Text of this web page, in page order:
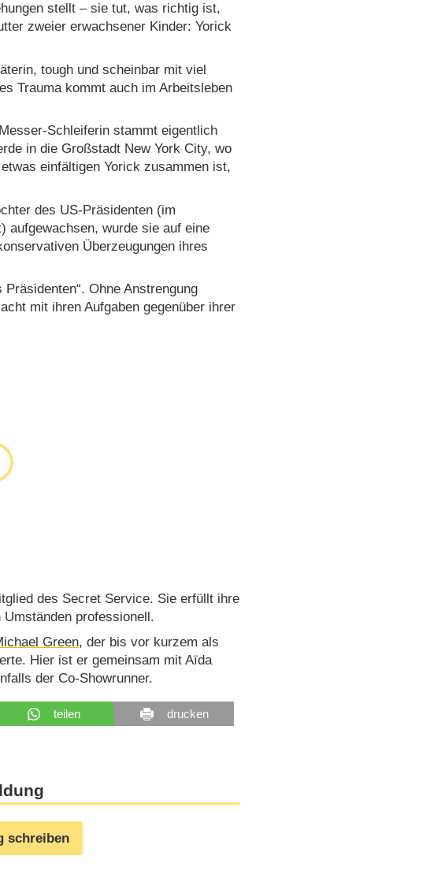
stellt – sie tut, was richtig ist,
zweier erwachsener Kinder: Yorick
tough und scheinbar mit viel
Trauma kommt auch im Arbeitsleben
Schleiferin stammt eigentlich
in die Großstadt New York City, wo
einfältigen Yorick zusammen ist,
des US-Präsidenten (im
aufgewachsen, wurde sie auf eine
Überzeugungen ihres
Ohne Anstrengung
mit ihren Aufgaben gegenüber ihrer
des Secret Service. Sie erfüllt ihre
professionell.
Green, der bis vor kurzem als
Hier ist er gemeinsam mit Aïda
der Co-Showrunner.
teilen drucken
schreiben